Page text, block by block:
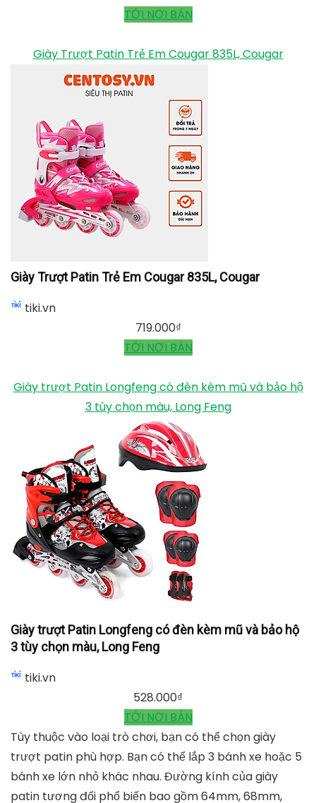
Giày Patin Trẻ Em Bear Có Bánh Đèn, Giày trượt patin
trẻ em biến hình thành 2 hàng bánh, chỉnh được size,
tặng kèm..., Centosy
595.000₫
TỚI NƠI BÁN
Giày Trượt Patin Trẻ Em Cougar 835L, Cougar
Giày Trượt Patin Trẻ Em Cougar 835L, Cougar
719.000₫
TỚI NƠI BÁN